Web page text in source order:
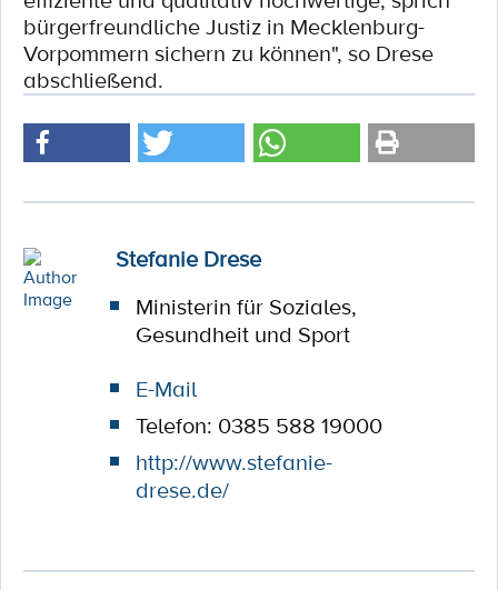
bürgerfreundliche Justiz in Mecklenburg-
Vorpommern sichern zu können", so Drese
abschließend.
Stefanie Drese
Ministerin für Soziales,
Gesundheit und Sport
E-Mail
Telefon: 0385 588 19000
http://www.stefanie-
drese.de/